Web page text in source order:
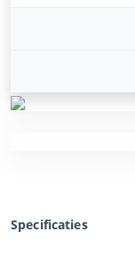
Specificaties